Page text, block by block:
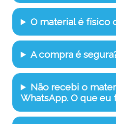
O material é físico
A compra é
Não recebi o
WhatsApp. O que eu